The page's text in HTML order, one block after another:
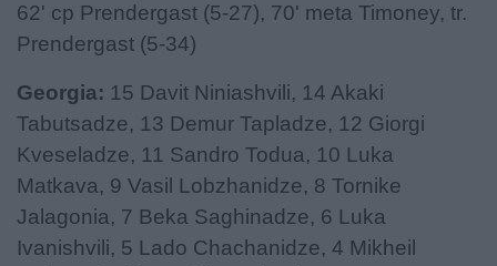
62' cp Prendergast (5-27), 70' meta Timoney, tr.
Prendergast (5-34)
Georgia: 15 Davit Niniashvili, 14 Akaki
Tabutsadze, 13 Demur Tapladze, 12 Giorgi
Kveseladze, 11 Sandro Todua, 10 Luka
Matkava, 9 Vasil Lobzhanidze, 8 Tornike
Jalagonia, 7 Beka Saghinadze, 6 Luka
Ivanishvili, 5 Lado Chachanidze, 4 Mikheil